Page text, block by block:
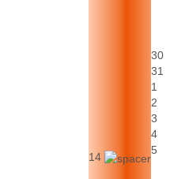
14
30
31
1
2
3
4
5